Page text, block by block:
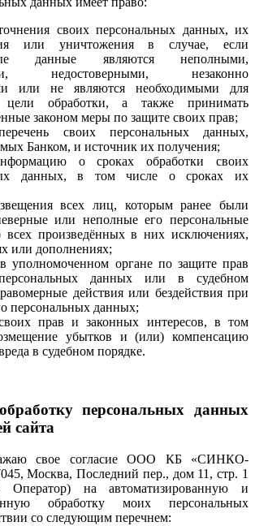
своих персональных данных, их
или уничтожения в случае, если
данные являются неполными,
недостоверными, незаконно
или не являются необходимыми для
цели обработки, а также принимать
законом меры по защите своих прав;
своих персональных данных,
Банком, и источник их получения;
о сроках обработки своих
данных, в том числе о сроках их
всех лиц, которым ранее были
или неполные его персональные
всех произведённых в них исключениях,
или дополнениях;
уполномоченном органе по защите прав
данных или в судебном
действия или бездействия при
персональных данных;
прав и законных интересов, в том
убытков и (или) компенсацию
в судебном порядке.
персональных данных
сайта
свое согласие ООО КБ «СИНКО-
Москва, Последний пер., дом 11, стр. 1
на автоматизированную и
обработку моих персональных
со следующим перечнем: